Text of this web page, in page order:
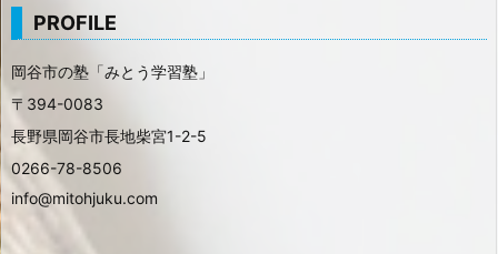
PROFILE
岡谷市の塾「みとう学習塾」
〒394-0083
長野県岡谷市長地柴宮1-2-5
0266-78-8506
info@mitohjuku.com